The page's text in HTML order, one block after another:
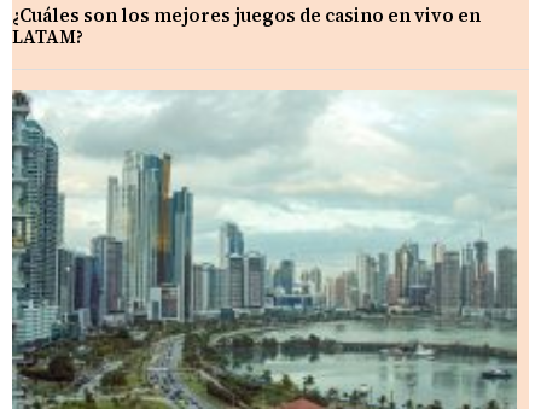
¿Cuáles son los mejores juegos de casino en vivo en
LATAM?